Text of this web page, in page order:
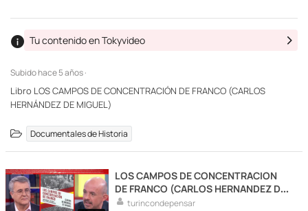
Subidohace 5 años ·
Tu contenido en Tokyvideo
Libro LOS CAMPOS DE CONCENTRACIÓN DE FRANCO (CARLOS
HERNÁNDEZ DE MIGUEL)
Documentales de Historia
LOS CAMPOS DE CONCENTRACION
DE FRANCO (CARLOS HERNANDEZ DE
MIGUEL)
turincondepensar